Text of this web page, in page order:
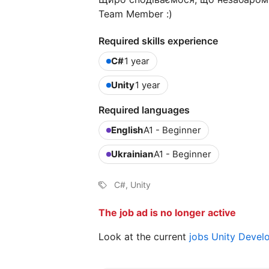
Team Member :)
Required skills experience
C#1 year
Unity1 year
Required languages
EnglishA1 - Beginner
UkrainianA1 - Beginner
C#, Unity
The job ad is no longer active
Look at the current jobs Unity